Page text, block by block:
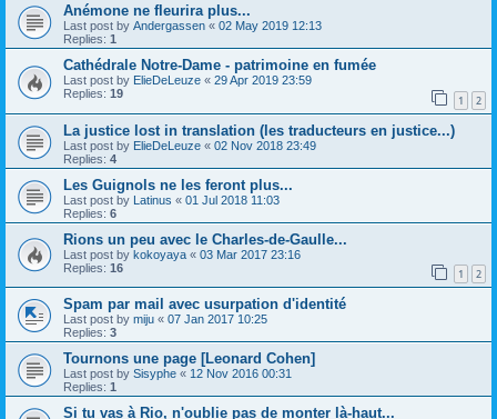
Anémone ne fleurira plus...
Last post by Andergassen « 02 May 2019 12:13
Replies: 1
Cathédrale Notre-Dame - patrimoine en fumée
Last post by ElieDeLeuze « 29 Apr 2019 23:59
Replies: 19 1 2
La justice lost in translation (les traducteurs en justice...)
Last post by ElieDeLeuze « 02 Nov 2018 23:49
Replies: 4
Les Guignols ne les feront plus...
Last post by Latinus « 01 Jul 2018 11:03
Replies: 6
Rions un peu avec le Charles-de-Gaulle...
Last post by kokoyaya « 03 Mar 2017 23:16
Replies: 16 1 2
Spam par mail avec usurpation d'identité
Last post by miju « 07 Jan 2017 10:25
Replies: 3
Tournons une page [Leonard Cohen]
Last post by Sisyphe « 12 Nov 2016 00:31
Replies: 1
Si tu vas à Rio, n'oublie pas de monter là-haut...